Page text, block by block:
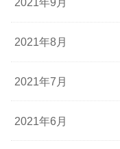
2021年8月
2021年7月
2021年6月